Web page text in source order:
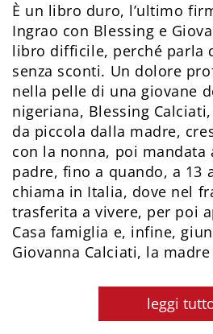
È un libro duro, l’ultimo
Ingrao con Blessing e
libro difficile, perché parla
senza sconti. Un dolore
nella pelle di una giovane
nigeriana, Blessing
da piccola dalla madre,
con la nonna, poi mandata
padre, fino a quando, a 13
chiama in Italia, dove nel
trasferita a vivere, per poi
Casa famiglia e, infine,
Giovanna Calciati, la
leggi